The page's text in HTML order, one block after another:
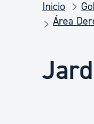
Inicio
Área